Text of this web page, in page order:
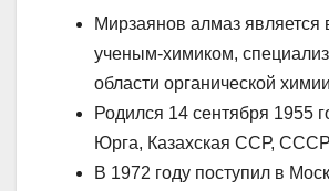
Мирзаянов алмаз
ученым-химиком,
области органической
Родился 14 сентября 1955
Юрга, Казахская ССР,
В 1972 году поступил в